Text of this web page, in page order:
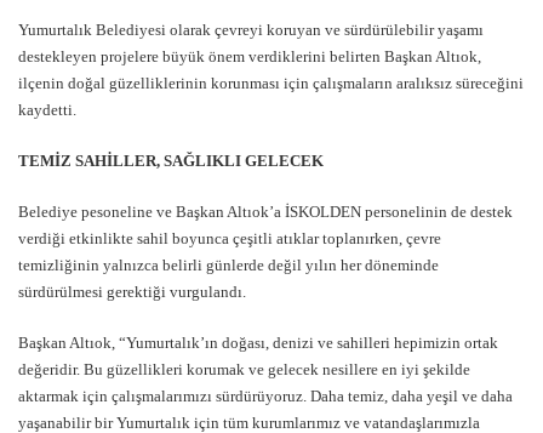
Yumurtalık Belediyesi olarak çevreyi koruyan ve sürdürülebilir yaşamı
destekleyen projelere büyük önem verdiklerini belirten Başkan Altıok,
ilçenin doğal güzelliklerinin korunması için çalışmaların aralıksız süreceğini
kaydetti.
TEMİZ SAHİLLER, SAĞLIKLI GELECEK
Belediye pesoneline ve Başkan Altıok’a İSKOLDEN personelinin de destek
verdiği etkinlikte sahil boyunca çeşitli atıklar toplanırken, çevre
temizliğinin yalnızca belirli günlerde değil yılın her döneminde
sürdürülmesi gerektiği vurgulandı.
Başkan Altıok, “Yumurtalık’ın doğası, denizi ve sahilleri hepimizin ortak
değeridir. Bu güzellikleri korumak ve gelecek nesillere en iyi şekilde
aktarmak için çalışmalarımızı sürdürüyoruz. Daha temiz, daha yeşil ve daha
yaşanabilir bir Yumurtalık için tüm kurumlarımız ve vatandaşlarımızla